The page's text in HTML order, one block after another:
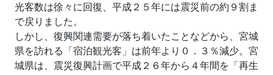
光客数は徐々に回復、平成２５年には震災前の約９割ま
で戻りました。
しかし、復興関連需要が落ち着いたことなどから、宮城
県を訪れる「宿泊観光客」は前年より０．３％減少。宮
城県は、震災復興計画で平成２６年から４年間を「再生